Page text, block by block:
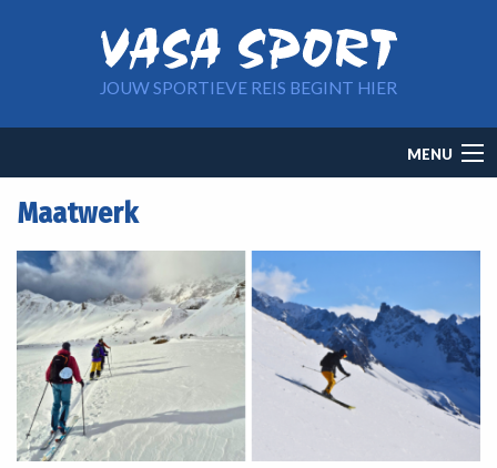
JOUW SPORTIEVE REIS BEGINT HIER
navigation
MENU
Maatwerk